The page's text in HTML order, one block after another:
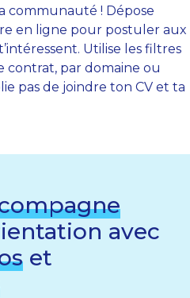
communauté ! Dépose
en ligne pour postuler aux
Utilise les filtres
contrat, par domaine ou
pas de joindre ton CV et ta
avec
et